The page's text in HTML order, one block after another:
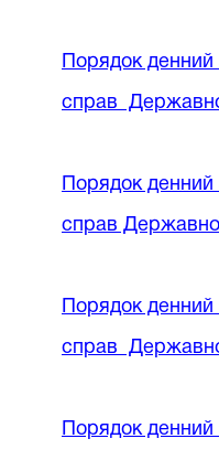
Порядок денний
справ
Порядок денний
справ
Порядок денний
справ
Порядок денний